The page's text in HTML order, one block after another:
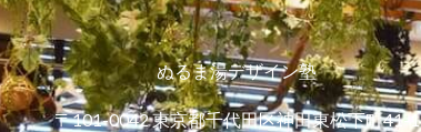
ぬるま湯デザイン塾
〒101-0042 東京都千代田区神田東松下町41-1